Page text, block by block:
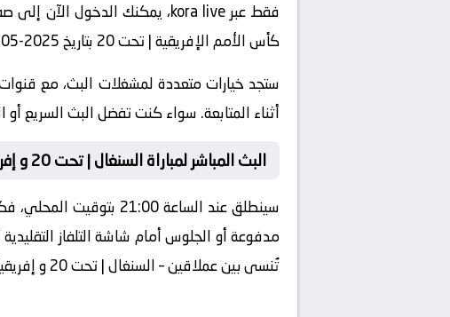
كأس الأمم الإفريقية | تحت 20 بتاريخ 2025-05-02، واستعراض جميع الروابط المخصصة للبث المباشر بجودة عالية HD وبدون تقطيع.
ستجد خيارات متعددة لمشغلات البث، مع
أثناء المتابعة. سواء كنت تفضل البث السريع أو
البث المباشر لمباراة السنغال | تحت 20 و إفريقيا الوسطى | تحت 20
سينطلق عند الساعة
تُنسى بين عملاقين – السنغال | تحت 20 و إفريقيا الوسطى | تحت 20 في مواجهة عنوانها القوة، المهارة، والندية.